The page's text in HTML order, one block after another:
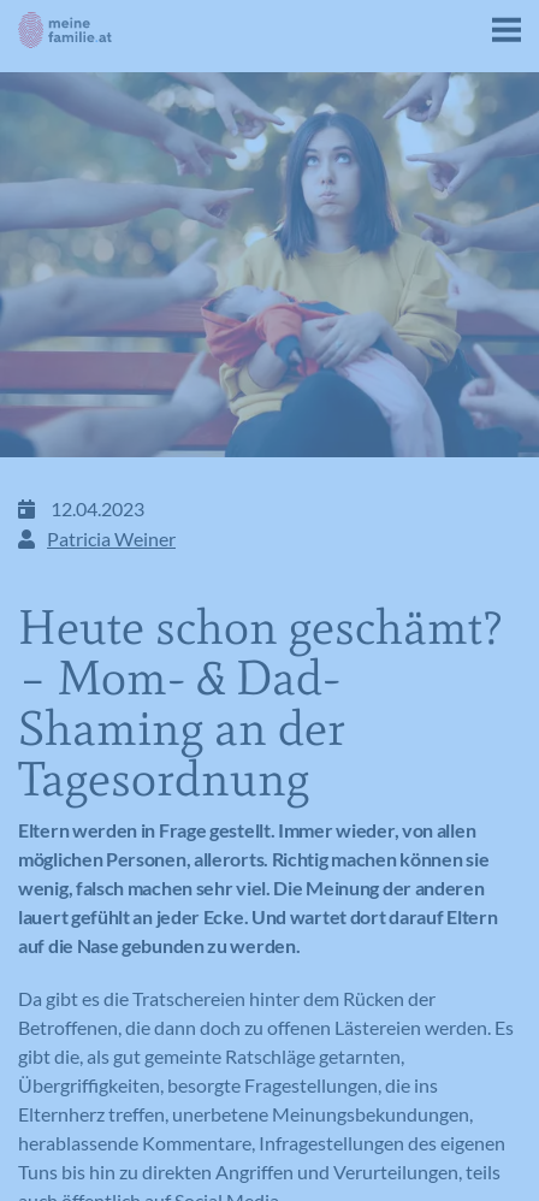
12.04.2023
Patricia Weiner
Heute schon geschämt?
– Mom- & Dad-
Shaming an der
Tagesordnung
Eltern werden in Frage gestellt. Immer wieder, von allen
möglichen Personen, allerorts. Richtig machen können sie
wenig, falsch machen sehr viel. Die Meinung der anderen
lauert gefühlt an jeder Ecke. Und wartet dort darauf Eltern
auf die Nase gebunden zu werden.
Da gibt es die Tratschereien hinter dem Rücken der
Betroffenen, die dann doch zu offenen Lästereien werden. Es
gibt die, als gut gemeinte Ratschläge getarnten,
Übergriffigkeiten, besorgte Fragestellungen, die ins
Elternherz treffen, unerbetene Meinungsbekundungen,
herablassende Kommentare, Infragestellungen des eigenen
Tuns bis hin zu direkten Angriffen und Verurteilungen, teils